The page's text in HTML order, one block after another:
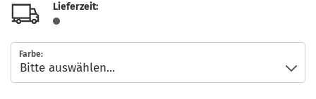
Lieferzeit:
Farbe: